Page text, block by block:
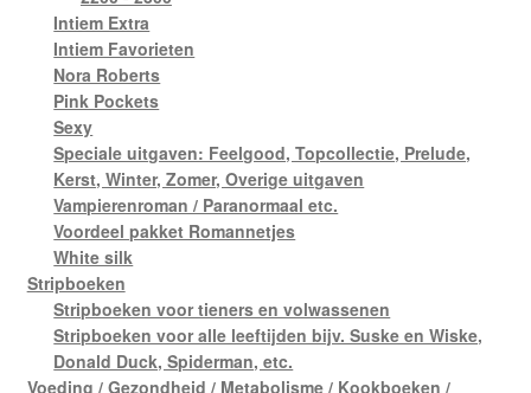
Intiem Extra
Intiem Favorieten
Nora Roberts
Pink Pockets
Sexy
Speciale uitgaven: Feelgood, Topcollectie, Prelude,
Kerst, Winter, Zomer, Overige uitgaven
Vampierenroman / Paranormaal etc.
Voordeel pakket Romannetjes
White silk
Stripboeken
Stripboeken voor tieners en volwassenen
Stripboeken voor alle leeftijden bijv. Suske en Wiske,
Donald Duck, Spiderman, etc.
Voeding / Gezondheid / Metabolisme / Kookboeken /